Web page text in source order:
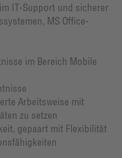
IT-Support und sicherer
MS Office-
im Bereich Mobile
Arbeitsweise mit
zu setzen
gepaart mit Flexibilität